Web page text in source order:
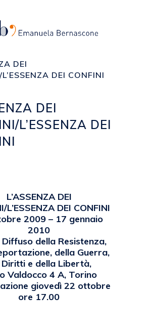
DEI
DEI CONFINI
DEI
L’ESSENZA DEI
L’ASSENZA DEI
L’ESSENZA DEI CONFINI
2009 – 17 gennaio
2010
Diffuso della Resistenza,
della Guerra,
Diritti e della Libertà,
Valdocco 4 A, Torino
giovedì 22 ottobre
ore 17.00